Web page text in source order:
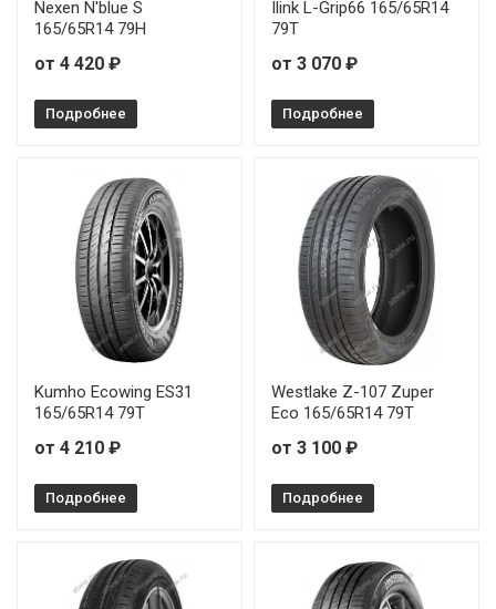
Landsail 4 SEASONS 215/60R16 99V
Landsail 4 SEASONS 215/65R17 99V
Landsail 4 SEASONS 225/45R17 94V
Landsail 4 SEASONS 225/55R18 98V
Landsail 4 SEASONS 235/45R17 97W
Landsail 4 SEASONS 235/50R18 101V
Landsail 4 SEASONS 235/55R18 100V
Landsail 4 SEASONS 235/65R17 108V
Nexen N'blue S
165/65R14 79H
от 4 420 ₽
Подробнее
Ilink L-Grip66 165/65R14
79T
от 3 070 ₽
Подробнее
Kumho Ecowing ES31
165/65R14 79T
от 4 210 ₽
Подробнее
Westlake Z-107 Zuper
Eco 165/65R14 79T
от 3 100 ₽
Подробнее